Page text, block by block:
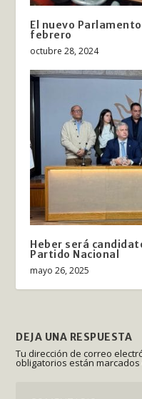
El nuevo
febrero
octubre 28, 2024
Heber será
Partido Nacional
mayo 26, 2025
DEJA UNA RESPUESTA
Tu dirección de correo
obligatorios están